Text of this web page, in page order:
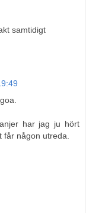
samtidigt
har jag ju hört
någon utreda.